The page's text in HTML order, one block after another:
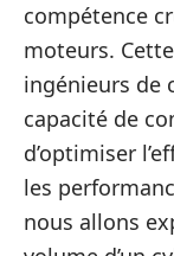
compétence
moteurs.
ingénieurs de
capacité de
d’optimiser
les
nous allons